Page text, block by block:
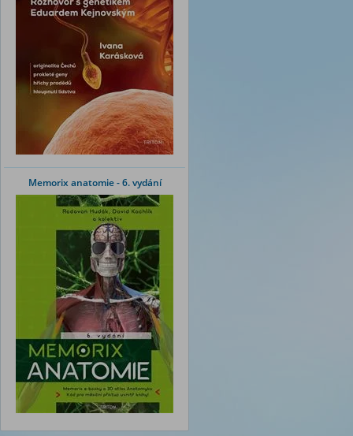
Memorix anatomie - 6. vydání